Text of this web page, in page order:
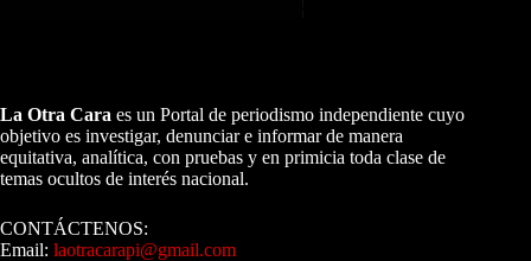
La Otra Cara es un Portal de periodismo independiente cuyo
objetivo es investigar, denunciar e informar de manera
equitativa, analítica, con pruebas y en primicia toda clase de
temas ocultos de interés nacional.
CONTÁCTENOS:
Email: laotracarapi@gmail.com